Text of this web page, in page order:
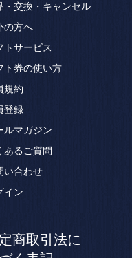
・交換・キャンセル
の方へ
トサービス
ト券の使い方
規約
登録
ルマガジン
あるご質問
い合わせ
イン
商取引法に